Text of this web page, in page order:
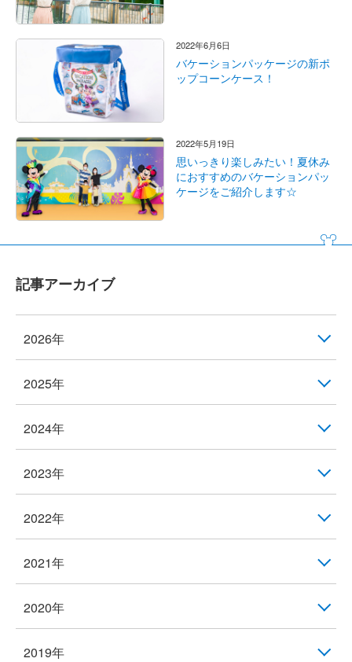
2022年6月6日
バケーションパッケージの新ポ
ップコーンケース！
2022年5月19日
思いっきり楽しみたい！夏休み
におすすめのバケーションパッ
ケージをご紹介します☆
記事アーカイブ
2026年
2025年
2024年
2023年
2022年
2021年
2020年
2019年